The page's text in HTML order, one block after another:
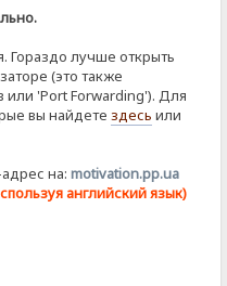
Гораздо лучше открыть
(это также
или 'Port Forwarding'). Для
вы найдетездесь или
адрес на:motivation.pp.ua
английский язык)